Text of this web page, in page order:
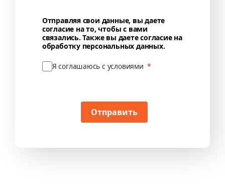
Отправляя свои данные, вы даете
согласие на то, чтобы с вами
связались. Также вы даете согласие на
обработку персональных данных.
Я соглашаюсь с условиями
Отправить